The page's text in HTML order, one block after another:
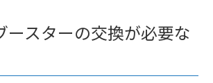
ースターの交換が必要な